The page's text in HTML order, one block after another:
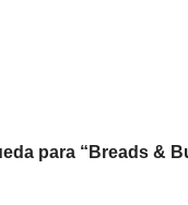
para “Breads &